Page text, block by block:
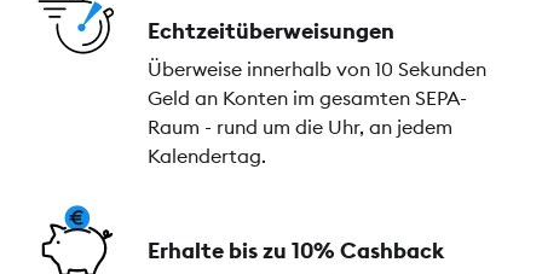
Echtzeitüberweisungen
Überweise innerhalb von 10 Sekunden
Geld an Konten im gesamten SEPA-
Raum - rund um die Uhr, an jedem
Kalendertag.
Erhalte bis zu 10% Cashback